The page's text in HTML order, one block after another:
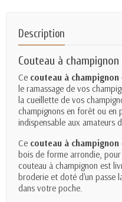
Description
Couteau à
Ce couteau à champignon
le ramassage de vos
la cueillette de vos
champignons en forêt ou en
indispensable aux amateurs
Ce couteau à champignon
bois de forme arrondie,
couteau à champignon est
broderie et doté d'un passe
dans votre poche.